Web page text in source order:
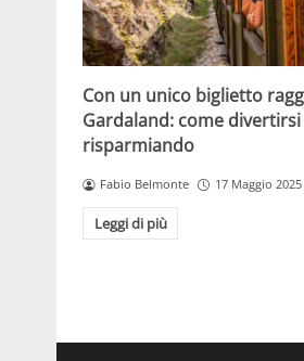
Con un unico biglietto
Gardaland: come divertirsi
risparmiando
Fabio Belmonte 17 Maggio 2025
Leggi di più